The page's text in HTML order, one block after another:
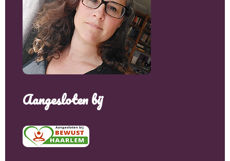
Aangesloten bij